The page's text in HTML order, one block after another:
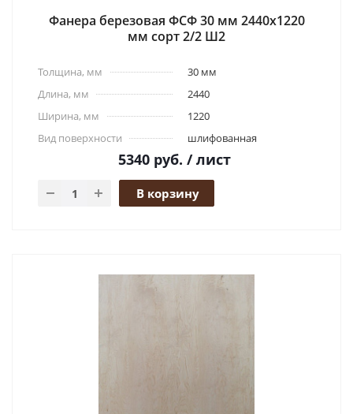
Фанера березовая ФСФ 30 мм 2440x1220
мм сорт 2/2 Ш2
Толщина, мм
30 мм
Длина, мм
2440
Ширина, мм
1220
Вид поверхности
шлифованная
5340 руб. / лист
В корзину